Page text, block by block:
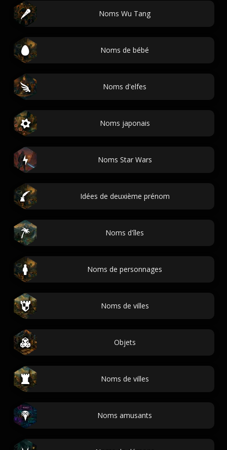
Noms Wu Tang
Noms de bébé
Noms d'elfes
Noms japonais
Noms Star Wars
Idées de deuxième prénom
Noms d'îles
Noms de personnages
Noms de villes
Objets
Noms de villes
Noms amusants